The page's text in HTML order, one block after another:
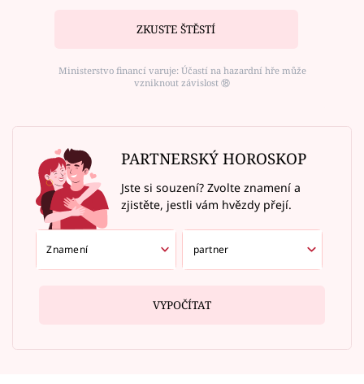
ZKUSTE ŠTĚSTÍ
Ministerstvo financí varuje: Účastí na hazardní hře může
vzniknout závislost ⑱
PARTNERSKÝ HOROSKOP
Jste si souzení? Zvolte znamení a
zjistěte, jestli vám hvězdy přejí.
VYPOČÍTAT